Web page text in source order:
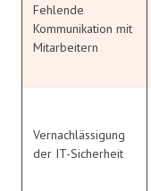
Fehlende
Kommunikation mit
Mitarbeitern
Vernachlässigung
der IT-Sicherheit